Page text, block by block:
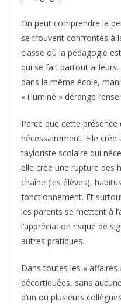
On peut comprendre la
se trouvent confrontés à
classe où la pédagogie
qui se fait partout
dans la même école,
« illuminé » dérange
Parce que cette présence
nécessairement. Elle
tayloriste scolaire qui
elle crée une rupture des
chaîne (les élèves),
fonctionnement. Et
les parents se mettent à
l’appréciation risque de
autres pratiques.
Dans toutes les « affaires
décortiquées, sans
d’un ou plusieurs